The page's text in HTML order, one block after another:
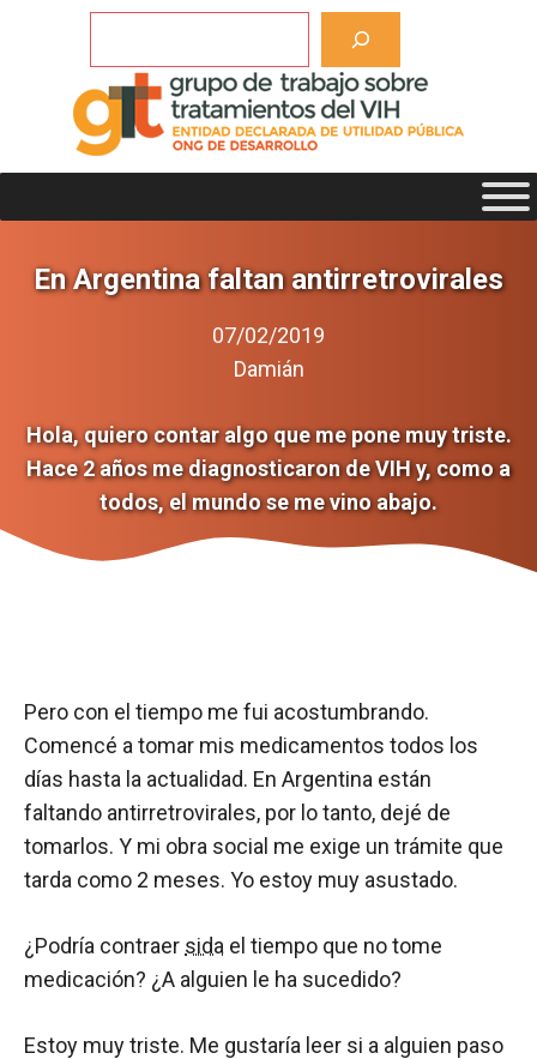
En Argentina faltan antirretrovirales
07/02/2019
Damián
Hola, quiero contar algo que me pone muy triste.
Hace 2 años me diagnosticaron de VIH y, como a
todos, el mundo se me vino abajo.
Pero con el tiempo me fui acostumbrando.
Comencé a tomar mis medicamentos todos los
días hasta la actualidad. En Argentina están
faltando antirretrovirales, por lo tanto, dejé de
tomarlos. Y mi obra social me exige un trámite que
tarda como 2 meses. Yo estoy muy asustado.
¿Podría contraer sida el tiempo que no tome
medicación? ¿A alguien le ha sucedido?
Estoy muy triste. Me gustaría leer si a alguien paso